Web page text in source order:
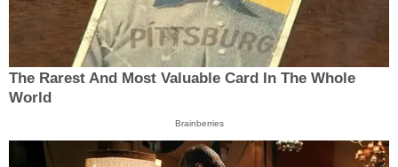
The Rarest And Most Valuable Card In The Whole
World
Brainberries